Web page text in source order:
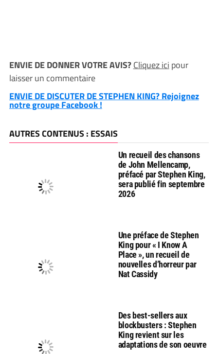
ENVIE DE DONNER VOTRE AVIS?Cliquez ici pour
laisser un commentaire
ENVIE DE DISCUTER DE STEPHEN KING? Rejoignez
notre groupe Facebook !
AUTRES CONTENUS : ESSAIS
Un recueil des chansons
de John Mellencamp,
préfacé par Stephen King,
sera publié fin septembre
2026
Une préface de Stephen
King pour « I Know A
Place », un recueil de
nouvelles d’horreur par
Nat Cassidy
Des best-sellers aux
blockbusters : Stephen
King revient sur les
adaptations de son oeuvre